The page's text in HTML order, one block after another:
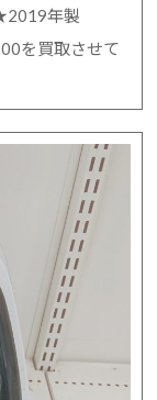
年製
を買取させて